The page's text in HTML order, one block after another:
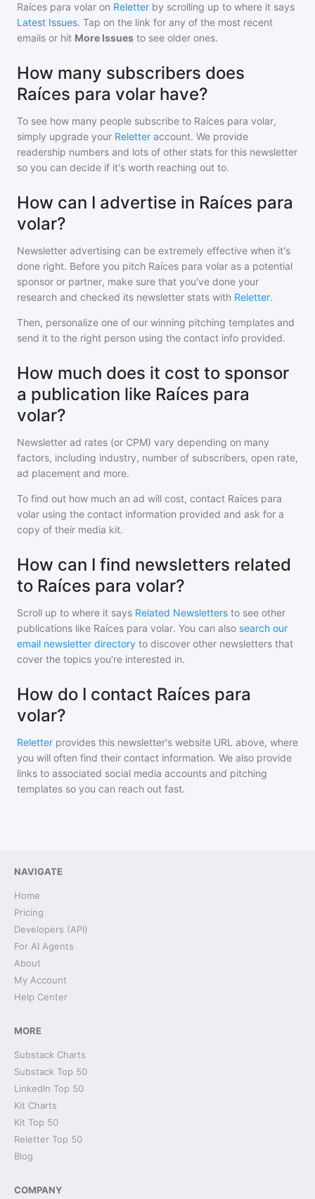
Raíces para volar on Reletter by scrolling up to where it says
Latest Issues. Tap on the link for any of the most recent
emails or hit More Issues to see older ones.
How many subscribers does
Raíces para volar have?
To see how many people subscribe to Raíces para volar,
simply upgrade your Reletter account. We provide
readership numbers and lots of other stats for this newsletter
so you can decide if it's worth reaching out to.
How can I advertise in Raíces para
volar?
Newsletter advertising can be extremely effective when it's
done right. Before you pitch Raíces para volar as a potential
sponsor or partner, make sure that you've done your
research and checked its newsletter stats with Reletter.
Then, personalize one of our winning pitching templates and
send it to the right person using the contact info provided.
How much does it cost to sponsor
a publication like Raíces para
volar?
Newsletter ad rates (or CPM) vary depending on many
factors, including industry, number of subscribers, open rate,
ad placement and more.
To find out how much an ad will cost, contact Raíces para
volar using the contact information provided and ask for a
copy of their media kit.
How can I find newsletters related
to Raíces para volar?
Scroll up to where it says Related Newsletters to see other
publications like Raíces para volar. You can also search our
email newsletter directory to discover other newsletters that
cover the topics you're interested in.
How do I contact Raíces para
volar?
Reletter provides this newsletter's website URL above, where
you will often find their contact information. We also provide
links to associated social media accounts and pitching
templates so you can reach out fast.
NAVIGATE
Home
Pricing
Developers (API)
For AI Agents
About
My Account
Help Center
MORE
Substack Charts
Substack Top 50
LinkedIn Top 50
Kit Charts
Kit Top 50
Reletter Top 50
Blog
COMPANY